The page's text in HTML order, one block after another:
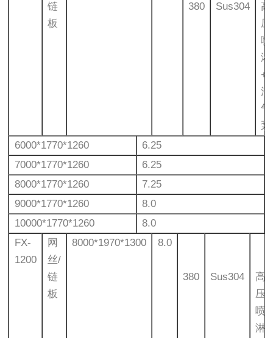
链
板
380 Sus304
高
压
喷
淋
+
涡
气
泵
6000*1770*1260
6.25
7000*1770*1260
6.25
8000*1770*1260
7.25
9000*1770*1260
8.0
10000*1770*1260
8.0
FX-
1200
网
丝/
链
板
8000*1970*1300 8.0
380 Sus304
高
压
喷
淋